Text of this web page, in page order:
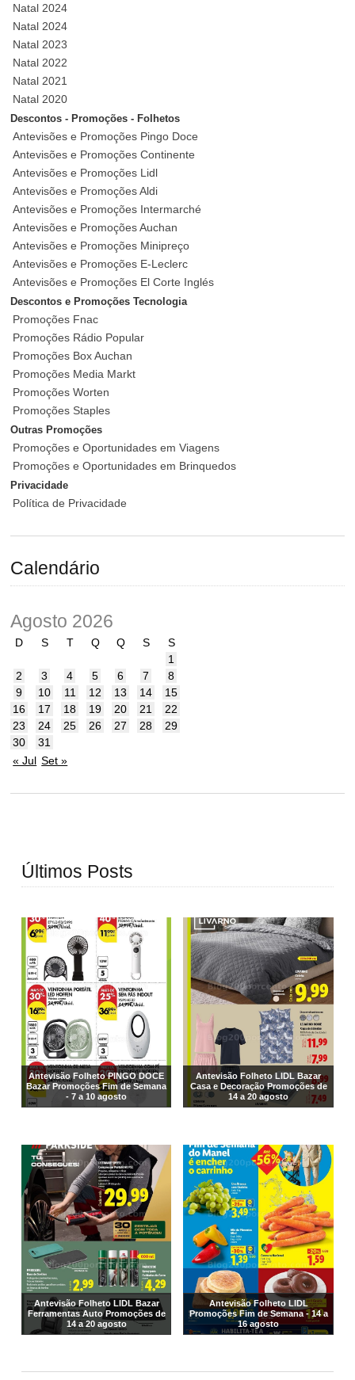
Natal 2024
Natal 2024
Natal 2023
Natal 2022
Natal 2021
Natal 2020
Descontos - Promoções - Folhetos
Antevisões e Promoções Pingo Doce
Antevisões e Promoções Continente
Antevisões e Promoções Lidl
Antevisões e Promoções Aldi
Antevisões e Promoções Intermarché
Antevisões e Promoções Auchan
Antevisões e Promoções Minipreço
Antevisões e Promoções E-Leclerc
Antevisões e Promoções El Corte Inglés
Descontos e Promoções Tecnologia
Promoções Fnac
Promoções Rádio Popular
Promoções Box Auchan
Promoções Media Markt
Promoções Worten
Promoções Staples
Outras Promoções
Promoções e Oportunidades em Viagens
Promoções e Oportunidades em Brinquedos
Privacidade
Política de Privacidade
Calendário
Agosto 2026
D S T Q Q S
S
1
2
3 4 5 6 7
8
9
10 11 12 13 14
15
16
17 18 19 20 21
22
23
24 25 26 27 28
29
30
31
« Jul Set »
Últimos Posts
Antevisão Folheto PINGO DOCE
Bazar Promoções Fim de Semana
- 7 a 10 agosto
Antevisão Folheto LIDL Bazar
Casa e Decoração Promoções de
14 a 20 agosto
Antevisão Folheto LIDL Bazar
Ferramentas Auto Promoções de
14 a 20 agosto
Antevisão Folheto LIDL
Promoções Fim de Semana - 14 a
16 agosto